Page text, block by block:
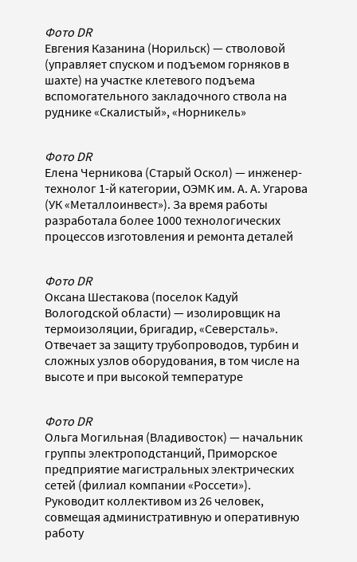
Фото DR
Евгения Казанина (Норильск) — стволовой
(управляет спуском и подъемом горняков в
шахте) на участке клетевого подъема
вспомогательного закладочного ствола на
руднике «Скалистый», «Норникель»
Фото DR
Елена Черникова (Старый Оскол) — инженер-
технолог 1-й категории, ОЭМК им. А. А. Угарова
(УК «Металлоинвест»). За время работы
разработала более 1000 технологических
процессов изготовления и ремонта деталей
Фото DR
Оксана Шестакова (поселок Кадуй
Вологодской области) — изолировщик на
термоизоляции, бригадир, «Северсталь».
Отвечает за защиту трубопроводов, турбин и
сложных узлов оборудования, в том числе на
высоте и при высокой температуре
Фото DR
Ольга Могильная (Владивосток) — начальник
группы электроподстанций, Приморское
предприятие магистральных электрических
сетей (филиал компании «Россети»).
Руководит коллективом из 26 человек,
совмещая административную и оперативную
работу